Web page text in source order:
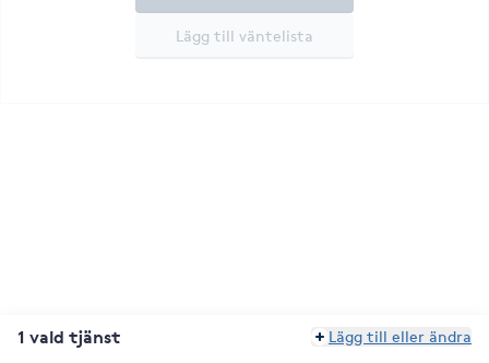
Lägg till väntelista
1 vald tjänst Lägg till eller ändra